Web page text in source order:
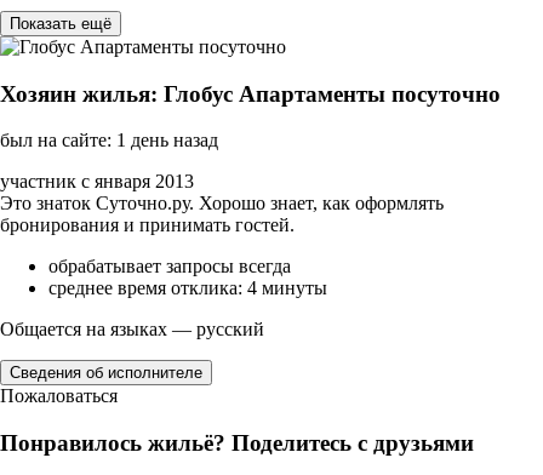
Показать ещё
Хозяин жилья: Глобус Апартаменты посуточно
был на сайте: 1 день назад
участник с января 2013
Это знаток Суточно.ру. Хорошо знает, как оформлять
бронирования и принимать гостей.
обрабатывает запросы всегда
среднее время отклика: 4 минуты
Общается на языках — русский
Сведения об исполнителе
Пожаловаться
Понравилось жильё? Поделитесь с друзьями